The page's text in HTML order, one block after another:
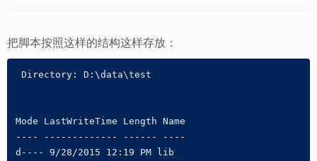
把脚本按照这样的结构这样存放：
Directory: D:\data\test
Mode LastWriteTime Length Name
---- ------------- ------ ----
d---- 9/28/2015 12:19 PM lib